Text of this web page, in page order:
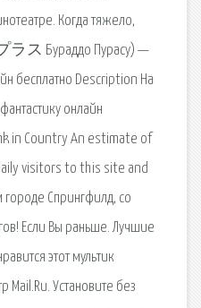
Когда тяжело,
ラス Бураддо Пурасу) —
бесплатно Description На
онлайн
in Country An estimate of
visitors to this site and
Спрингфилд, со
Если Вы раньше. Лучшие
этот мультик
Mail.Ru. Установите без